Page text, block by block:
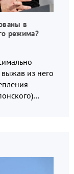
в
режима?
из него